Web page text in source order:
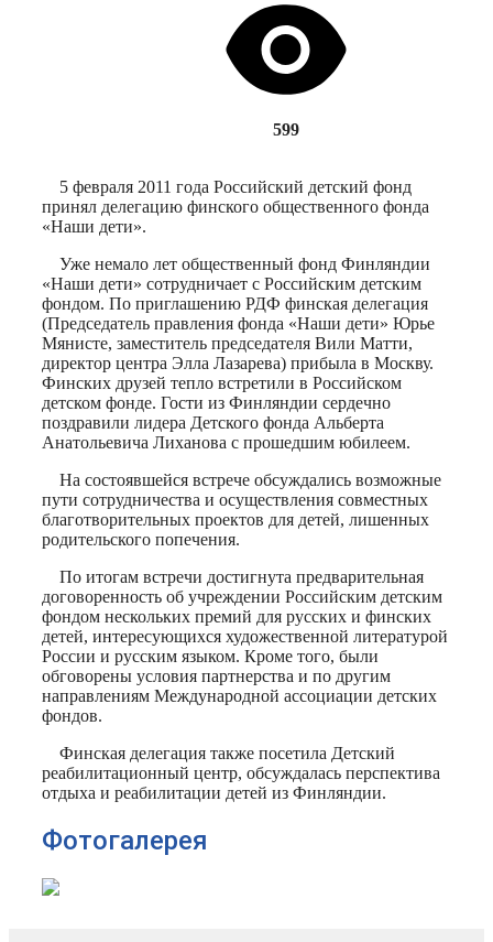
599
5 февраля 2011 года Российский детский фонд
принял делегацию финского общественного фонда
«Наши дети».
Уже немало лет общественный фонд Финляндии
«Наши дети» сотрудничает с Российским детским
фондом. По приглашению РДФ финская делегация
(Председатель правления фонда «Наши дети» Юрье
Мянисте, заместитель председателя Вили Матти,
директор центра Элла Лазарева) прибыла в Москву.
Финских друзей тепло встретили в Российском
детском фонде. Гости из Финляндии сердечно
поздравили лидера Детского фонда Альберта
Анатольевича Лиханова с прошедшим юбилеем.
На состоявшейся встрече обсуждались возможные
пути сотрудничества и осуществления совместных
благотворительных проектов для детей, лишенных
родительского попечения.
По итогам встречи достигнута предварительная
договоренность об учреждении Российским детским
фондом нескольких премий для русских и финских
детей, интересующихся художественной литературой
России и русским языком. Кроме того, были
обговорены условия партнерства и по другим
направлениям Международной ассоциации детских
фондов.
Финская делегация также посетила Детский
реабилитационный центр, обсуждалась перспектива
отдыха и реабилитации детей из Финляндии.
Фотогалерея